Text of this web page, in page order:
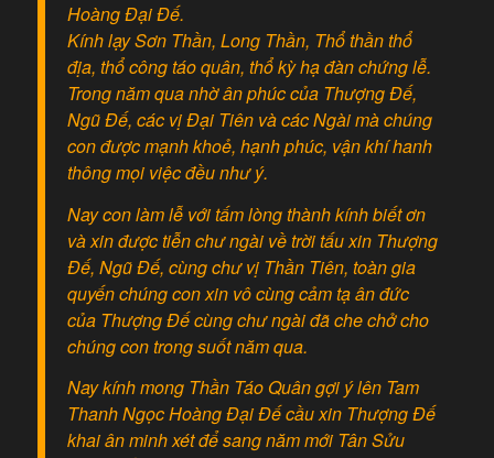
Hoàng Đại Đế.
Kính lạy Sơn Thần, Long Thần, Thổ thần thổ
địa, thổ công táo quân, thổ kỳ hạ đàn chứng lễ.
Trong năm qua nhờ ân phúc của Thượng Đế,
Ngũ Đế, các vị Đại Tiên và các Ngài mà chúng
con được mạnh khoẻ, hạnh phúc, vận khí hanh
thông mọi việc đều như ý.
Nay con làm lễ với tấm lòng thành kính biết ơn
và xin được tiễn chư ngài về trời tấu xin Thượng
Đế, Ngũ Đế, cùng chư vị Thần Tiên, toàn gia
quyến chúng con xin vô cùng cảm tạ ân đức
của Thượng Đế cùng chư ngài đã che chở cho
chúng con trong suốt năm qua.
Nay kính mong Thần Táo Quân gợi ý lên Tam
Thanh Ngọc Hoàng Đại Đế cầu xin Thượng Đế
khai ân minh xét để sang năm mới Tân Sửu